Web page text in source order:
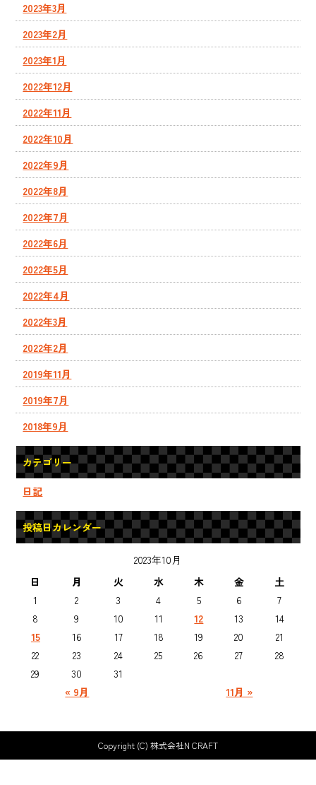
2023年3月
2023年2月
2023年1月
2022年12月
2022年11月
2022年10月
2022年9月
2022年8月
2022年7月
2022年6月
2022年5月
2022年4月
2022年3月
2022年2月
2019年11月
2019年7月
2018年9月
カテゴリー
日記
投稿日カレンダー
2023年10月
日
月 火 水 木 金 土
« 9月 11月 »
1 2 3 4 5 6
7
8
9 10 11 12 13
14
15
16 17 18 19 20
21
22
23 24 25 26 27
28
29
30 31
Copyright (C) 株式会社N CRAFT